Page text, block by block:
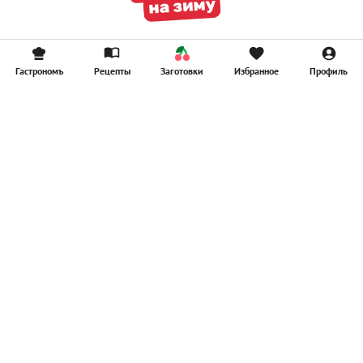
Гастрономъ Рецепты Заготовки Избранное Профиль